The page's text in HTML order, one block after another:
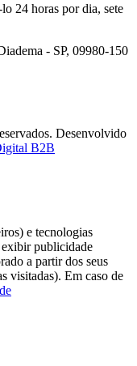
24 horas por dia, sete
- SP, 09980-150
Desenvolvido
B2B
e tecnologias
exibir publicidade
a partir dos seus
visitadas). Em caso de